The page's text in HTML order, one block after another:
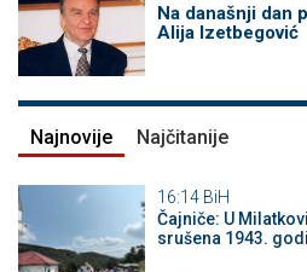
Na današnji dan
Alija Izetbegović
Najnovije Najčitanije
16:14 BiH
Čajniče: U
srušena 1943.